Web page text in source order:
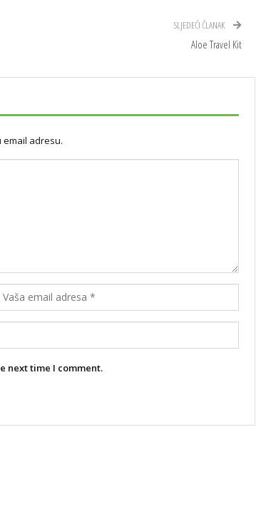
SLJEDEĆI ČLANAK
Aloe Travel Kit
email adresu.
next time I comment.